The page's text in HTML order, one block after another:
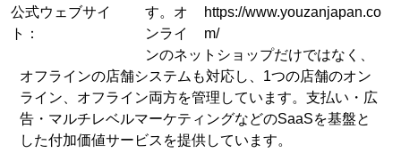
公式ウェブサイ
ト：
https://www.youzanjapan.co
m/
す。オ
ンライ
ンのネットショップだけではなく、
オフラインの店舗システムも対応し、1つの店舗のオン
ライン、オフライン両方を管理しています。支払い・広
告・マルチレベルマーケティングなどのSaaSを基盤と
した付加価値サービスを提供しています。